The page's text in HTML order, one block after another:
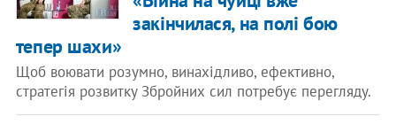
закінчилася, на полі бою
тепер шахи»
Щоб воювати розумно, винахідливо, ефективно,
стратегія розвитку Збройних сил потребує перегляду.